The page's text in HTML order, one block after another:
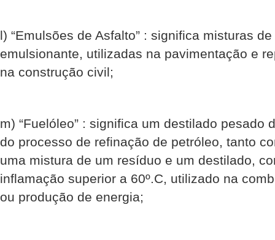
l) “Emulsões de Asfalto” : significa misturas
emulsionante, utilizadas na pavimentação e
na construção civil;
m) “Fuelóleo” : significa um destilado pesado
do processo de refinação de petróleo, tanto
uma mistura de um resíduo e um destilado,
inflamação superior a 60º.C, utilizado na
ou produção de energia;